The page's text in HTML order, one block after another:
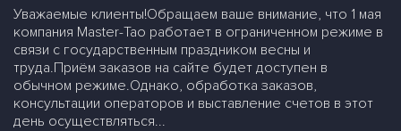
Уважаемые клиенты!Обращаем ваше внимание, что 1 мая
компания Master-Tao работает в ограниченном режиме в
связи с государственным праздником весны и
труда.Приём заказов на сайте будет доступен в
обычном режиме.Однако, обработка заказов,
консультации операторов и выставление счетов в этот
день осуществляться...